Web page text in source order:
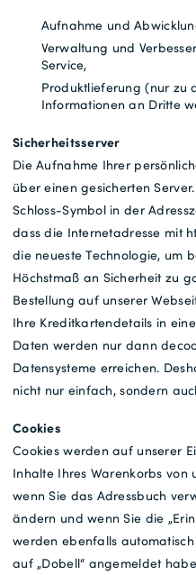
Aufnahme und
Verwaltung und
Service,
Produktlieferung (nur zu
Informationen an Dritte
Sicherheitsserver
Die Aufnahme Ihrer
über einen gesicherten
Schloss-Symbol in der
dass die Internetadresse mit
die neueste Technologie, um
Höchstmaß an Sicherheit zu
Bestellung auf unserer
Ihre Kreditkartendetails in
Daten werden nur dann
Datensysteme erreichen.
nicht nur einfach, sondern
Cookies
Cookies werden auf unserer
Inhalte Ihres Warenkorbs von
wenn Sie das Adressbuch
ändern und wenn Sie die
werden ebenfalls
auf „Dobell“ angemeldet